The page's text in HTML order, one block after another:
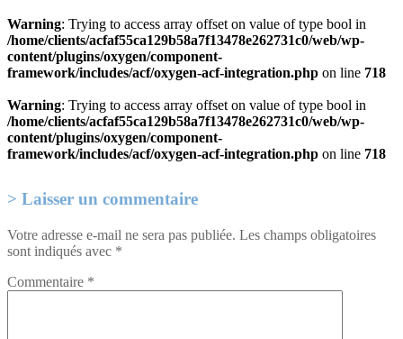
Warning: Trying to access array offset on value of type bool in
/home/clients/acfaf55ca129b58a7f13478e262731c0/web/wp-
content/plugins/oxygen/component-
framework/includes/acf/oxygen-acf-integration.php on line 718
Warning: Trying to access array offset on value of type bool in
/home/clients/acfaf55ca129b58a7f13478e262731c0/web/wp-
content/plugins/oxygen/component-
framework/includes/acf/oxygen-acf-integration.php on line 718
Laisser un commentaire
Votre adresse e-mail ne sera pas publiée. Les champs obligatoires
sont indiqués avec *
Commentaire *